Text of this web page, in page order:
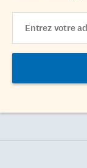
Address